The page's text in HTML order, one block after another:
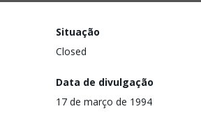
Situação
Closed
Data de divulgação
17 de março de 1994